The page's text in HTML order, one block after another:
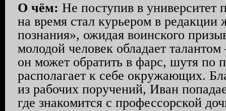
О чём: Не поступив в
на время стал курьером в
познания», ожидая воинского
молодой человек обладает
он может обратить в фарс, шутя по
располагает к себе окружающих.
из рабочих поручений, Иван
где знакомится с профессорской